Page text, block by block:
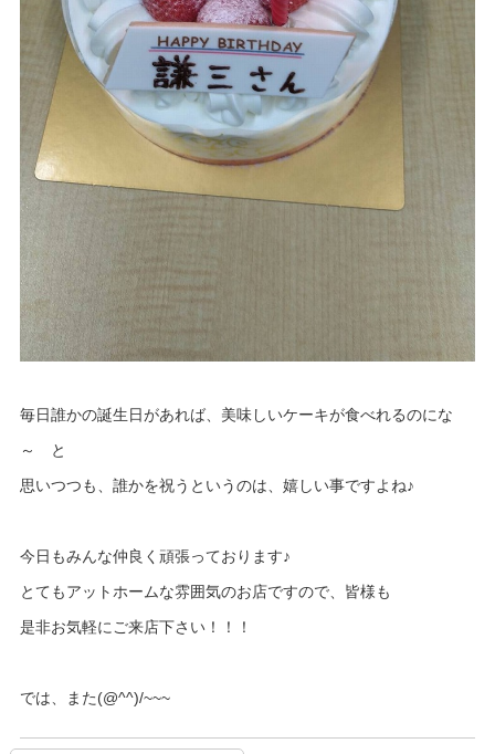
毎日誰かの誕生日があれば、美味しいケーキが食べれるのにな
～ と
思いつつも、誰かを祝うというのは、嬉しい事ですよね♪
今日もみんな仲良く頑張っております♪
とてもアットホームな雰囲気のお店ですので、皆様も
是非お気軽にご来店下さい！！！
では、また(@^^)/~~~